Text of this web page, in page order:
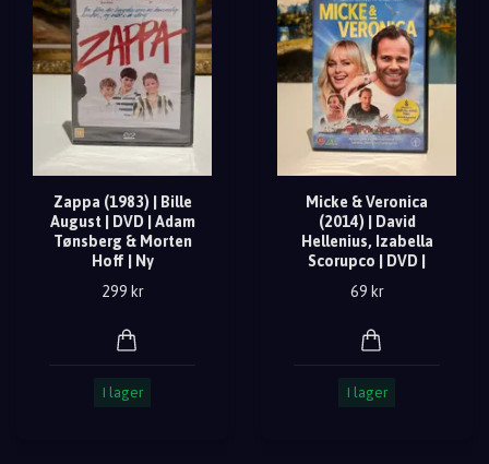
Zappa (1983) | Bille
August | DVD | Adam
Tønsberg & Morten
Hoff | Ny
299 kr
I lager
Micke & Veronica
(2014) | David
Hellenius, Izabella
Scorupco | DVD |
69 kr
I lager